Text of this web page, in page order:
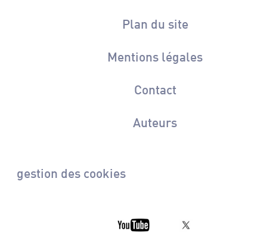
Plan du site
Mentions légales
Contact
Auteurs
gestion des cookies